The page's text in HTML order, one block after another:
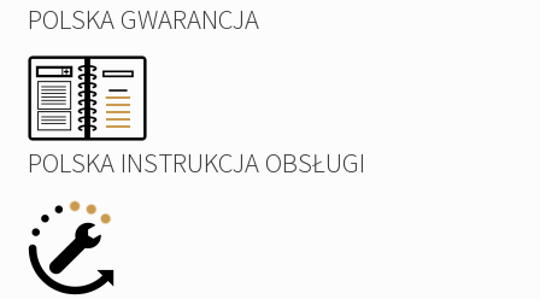
POLSKA GWARANCJA
POLSKA INSTRUKCJA OBSŁUGI